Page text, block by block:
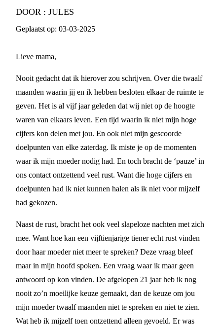
DOOR : JULES
Geplaatst op: 03-03-2025
Lieve mama,
Nooit gedacht dat ik hierover zou schrijven. Over die twaalf
maanden waarin jij en ik hebben besloten elkaar de ruimte te
geven. Het is al vijf jaar geleden dat wij niet op de hoogte
waren van elkaars leven. Een tijd waarin ik niet mijn hoge
cijfers kon delen met jou. En ook niet mijn gescoorde
doelpunten van elke zaterdag. Ik miste je op de momenten
waar ik mijn moeder nodig had. En toch bracht de ‘pauze’ in
ons contact ontzettend veel rust. Want die hoge cijfers en
doelpunten had ik niet kunnen halen als ik niet voor mijzelf
had gekozen.
Naast de rust, bracht het ook veel slapeloze nachten met zich
mee. Want hoe kan een vijftienjarige tiener echt rust vinden
door haar moeder niet meer te spreken? Deze vraag bleef
maar in mijn hoofd spoken. Een vraag waar ik maar geen
antwoord op kon vinden. De afgelopen 21 jaar heb ik nog
nooit zo’n moeilijke keuze gemaakt, dan de keuze om jou
mijn moeder twaalf maanden niet te spreken en niet te zien.
Wat heb ik mijzelf toen ontzettend alleen gevoeld. Er was